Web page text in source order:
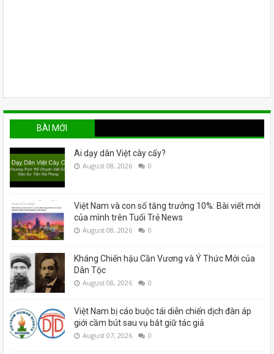
BÀI MỚI
Ai dạy dân Việt cày cấy?
August 08, 2026 0
Việt Nam và con số tăng trưởng 10%: Bài viết mới
của mình trên Tuổi Trẻ News
August 08, 2026 0
Kháng Chiến hậu Cần Vương và Ý Thức Mới của
Dân Tộc
August 08, 2026 0
Việt Nam bị cáo buộc tái diễn chiến dịch đàn áp
giới cầm bút sau vụ bắt giữ tác giả
August 07, 2026 0